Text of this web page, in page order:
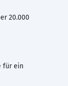
20.000
für ein